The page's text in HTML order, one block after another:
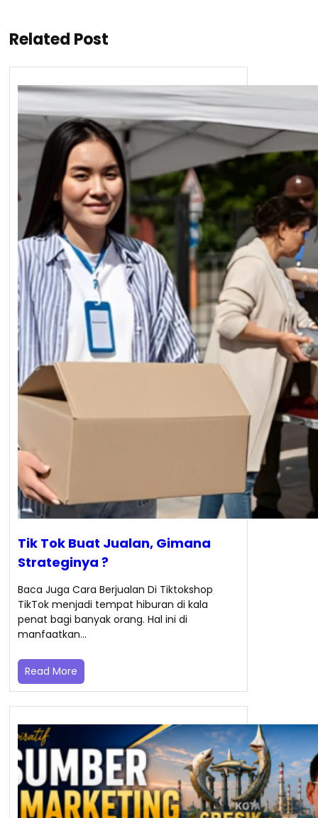
Related Post
Tik Tok Buat Jualan, Gimana
Strateginya ?
Baca Juga Cara Berjualan Di Tiktokshop
TikTok menjadi tempat hiburan di kala
penat bagi banyak orang. Hal ini di
manfaatkan…
Read More